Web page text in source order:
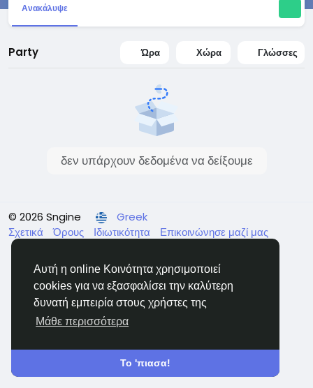
Αυτή η online Κοινότητα χρησιμοποιεί
cookies για να εξασφαλίσει την καλύτερη
δυνατή εμπειρία στους χρήστες της
Μάθε περισσότερα
Το 'πιασα!
Ανακάλυψε
Party Ώρα Χώρα Γλώσσες
δεν υπάρχουν δεδομένα να δείξουμε
© 2026 Sngine
Greek
Σχετικά
Όρους Ιδιωτικότητα
Επικοινώνησε μαζί μας